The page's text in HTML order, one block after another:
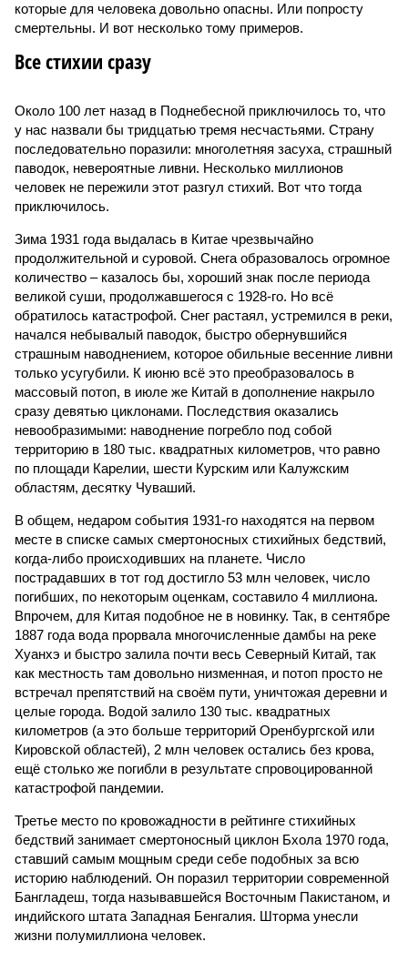
которые для человека довольно опасны. Или попросту
смертельны. И вот несколько тому примеров.
Все стихии сразу
Около 100 лет назад в Поднебесной приключилось то, что
у нас назвали бы тридцатью тремя несчастьями. Страну
последовательно поразили: многолетняя засуха, страшный
паводок, невероятные ливни. Несколько миллионов
человек не пережили этот разгул стихий. Вот что тогда
приключилось.
Зима 1931 года выдалась в Китае чрезвычайно
продолжительной и суровой. Снега образовалось огромное
количество – казалось бы, хороший знак после периода
великой суши, продолжавшегося с 1928-го. Но всё
обратилось катастрофой. Снег растаял, устремился в реки,
начался небывалый паводок, быстро обернувшийся
страшным наводнением, которое обильные весенние ливни
только усугубили. К июню всё это преобразовалось в
массовый потоп, в июле же Китай в дополнение накрыло
сразу девятью циклонами. Последствия оказались
невообразимыми: наводнение погребло под собой
территорию в 180 тыс. квадратных километров, что равно
по площади Карелии, шести Курским или Калужским
областям, десятку Чуваший.
В общем, недаром события 1931-го находятся на первом
месте в списке самых смертоносных стихийных бедствий,
когда-либо происходивших на планете. Число
пострадавших в тот год достигло 53 млн человек, число
погибших, по некоторым оценкам, составило 4 миллиона.
Впрочем, для Китая подобное не в новинку. Так, в сентябре
1887 года вода прорвала многочисленные дамбы на реке
Хуанхэ и быстро залила почти весь Северный Китай, так
как местность там довольно низменная, и потоп просто не
встречал препятствий на своём пути, уничтожая деревни и
целые города. Водой залило 130 тыс. квадратных
километров (а это больше территорий Оренбургской или
Кировской областей), 2 млн человек остались без крова,
ещё столько же погибли в результате спровоцированной
катастрофой пандемии.
Третье место по кровожадности в рейтинге стихийных
бедствий занимает смертоносный циклон Бхола 1970 года,
ставший самым мощным среди себе подобных за всю
историю наблюдений. Он поразил территории современной
Бангладеш, тогда называвшейся Восточным Пакистаном, и
индийского штата Западная Бенгалия. Шторма унесли
жизни полумиллиона человек.